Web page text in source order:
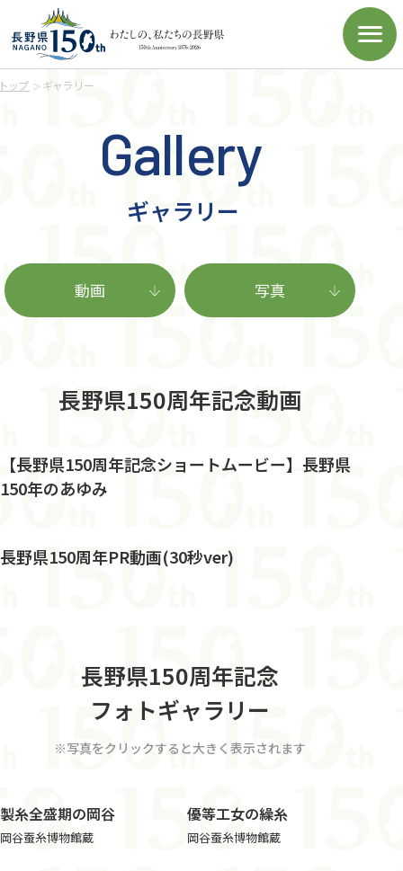
トップ ギャラリー
Gallery
ギャラリー
動画 写真
長野県150周年記念動画
【長野県150周年記念ショートムービー】長野県
150年のあゆみ
長野県150周年PR動画(30秒ver)
長野県150周年記念
フォトギャラリー
※写真をクリックすると大きく表示されます
製糸全盛期の岡谷
岡谷蚕糸博物館蔵
優等工女の繰糸
岡谷蚕糸博物館蔵